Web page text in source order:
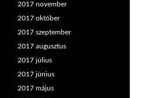
2017 november
2017 október
2017 szeptember
2017 augusztus
2017 július
2017 június
2017 május